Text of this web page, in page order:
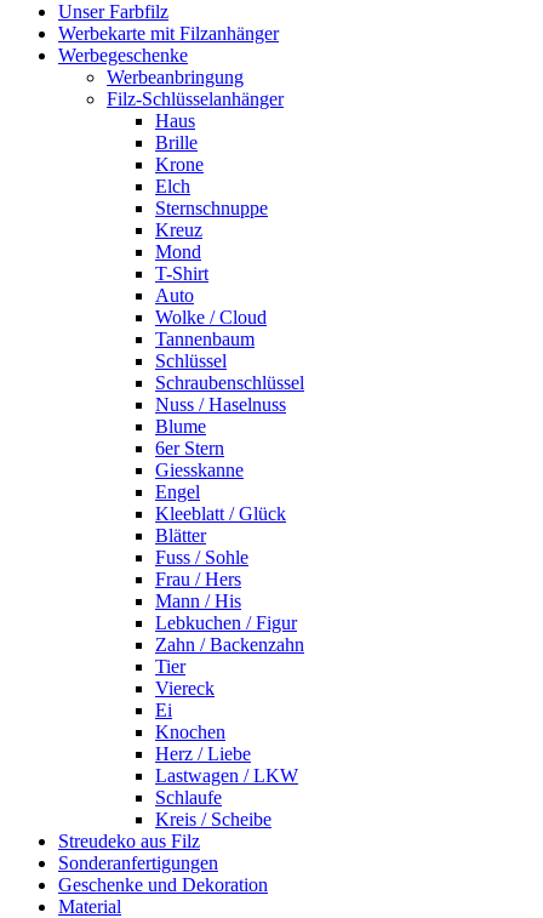
Unser Farbfilz
Werbekarte mit Filzanhänger
Werbegeschenke
Werbeanbringung
Filz-Schlüsselanhänger
Haus
Brille
Krone
Elch
Sternschnuppe
Kreuz
Mond
T-Shirt
Auto
Wolke / Cloud
Tannenbaum
Schlüssel
Schraubenschlüssel
Nuss / Haselnuss
Blume
6er Stern
Giesskanne
Engel
Kleeblatt / Glück
Blätter
Fuss / Sohle
Frau / Hers
Mann / His
Lebkuchen / Figur
Zahn / Backenzahn
Tier
Viereck
Ei
Knochen
Herz / Liebe
Lastwagen / LKW
Schlaufe
Kreis / Scheibe
Streudeko aus Filz
Sonderanfertigungen
Geschenke und Dekoration
Material